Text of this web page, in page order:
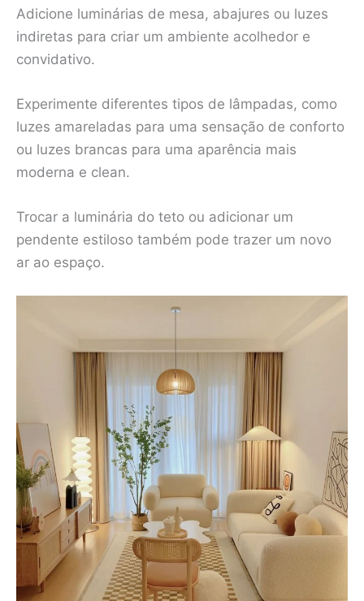
Adicione luminárias de mesa, abajures ou luzes
indiretas para criar um ambiente acolhedor e
convidativo.
Experimente diferentes tipos de lâmpadas, como
luzes amareladas para uma sensação de conforto
ou luzes brancas para uma aparência mais
moderna e clean.
Trocar a luminária do teto ou adicionar um
pendente estiloso também pode trazer um novo
ar ao espaço.